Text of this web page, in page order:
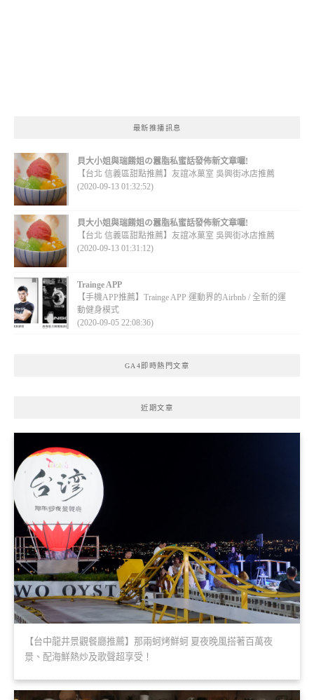
最新推播訊息
貝大小姐與瑞餚姐の囂脂私蜜話發佈新文章囉!
【台北 信義區甜點推薦】友誼冰菓室 吳興街冰店推薦
(2020-09-13 01:32:52)
貝大小姐與瑞餚姐の囂脂私蜜話發佈新文章囉!
【台北 信義區甜點推薦】友誼冰菓室 吳興街冰店推薦
(2020-09-13 01:31:12)
Trainge APP
【手機APP推薦】Trainge APP 運動界的Airbnb / 全新的運
動健身模式
(2020-09-05 22:08:36)
GA4即時熱門文章
近期文章
【台中龍井景觀餐廳推薦】那兩蚵烤鮮蚵 夏夜晚風搭著百萬夜
景、配海鮮熱炒及歌聲超享受！